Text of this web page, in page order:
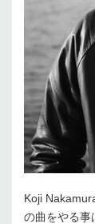
Koji
の曲をやる事